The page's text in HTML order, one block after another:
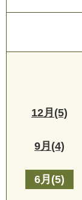
12月(5)
9月(4)
6月(5)